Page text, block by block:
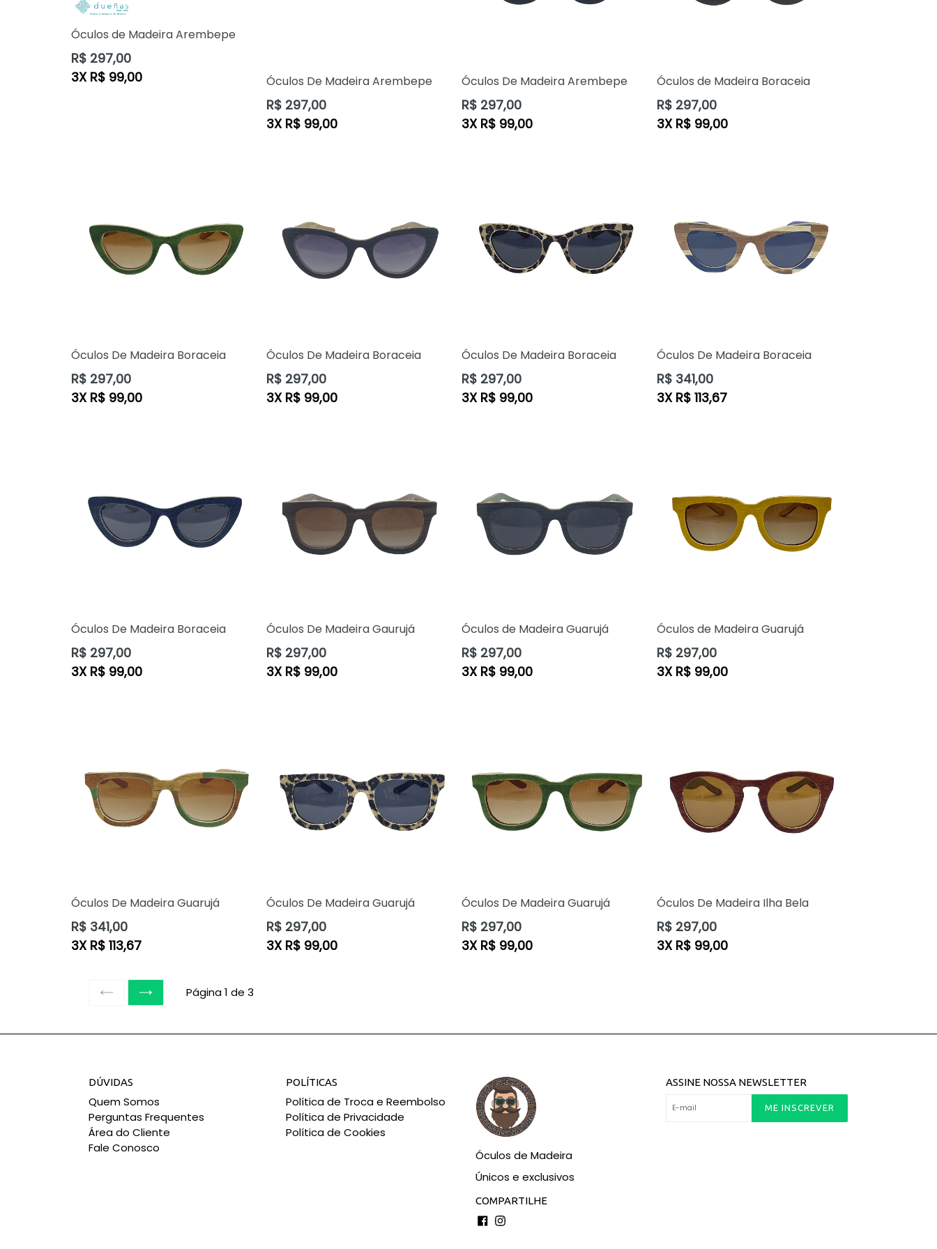
Óculos de Madeira Arembepe
Preço
normal
R$ 297,00
3X R$ 99,00
Óculos De Madeira Arembepe
Preço
normal
R$ 297,00
3X R$ 99,00
Óculos De Madeira Arembepe
Preço
normal
R$ 297,00
3X R$ 99,00
Óculos de Madeira Boraceia
Preço
normal
R$ 297,00
3X R$ 99,00
Óculos De Madeira Boraceia
Preço
normal
R$ 297,00
3X R$ 99,00
Óculos De Madeira Boraceia
Preço
normal
R$ 297,00
3X R$ 99,00
Óculos De Madeira Boraceia
Preço
normal
R$ 297,00
3X R$ 99,00
Óculos De Madeira Boraceia
Preço
normal
R$ 341,00
3X R$ 113,67
Óculos De Madeira Boraceia
Preço
normal
R$ 297,00
3X R$ 99,00
Óculos De Madeira Gaurujá
Preço
normal
R$ 297,00
3X R$ 99,00
Óculos de Madeira Guarujá
Preço
normal
R$ 297,00
3X R$ 99,00
Óculos de Madeira Guarujá
Preço
normal
R$ 297,00
3X R$ 99,00
Óculos De Madeira Guarujá
Preço
normal
R$ 341,00
3X R$ 113,67
Óculos De Madeira Guarujá
Preço
normal
R$ 297,00
3X R$ 99,00
Óculos De Madeira Guarujá
Preço
normal
R$ 297,00
3X R$ 99,00
Óculos De Madeira Ilha Bela
Preço
normal
R$ 297,00
3X R$ 99,00
ANTERIORSEGUINTE
Página 1 de 3
DÚVIDAS
Quem Somos
Perguntas Frequentes
Área do Cliente
Fale Conosco
POLÍTICAS
Política de Troca e Reembolso
Política de Privacidade
Política de Cookies
Óculos de Madeira
Únicos e exclusivos
COMPARTILHE
Facebook
Instagram
ASSINE NOSSA NEWSLETTER
ME INSCREVER